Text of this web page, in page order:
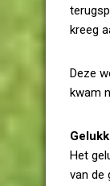
kreeg
Deze
kwam
Het
van de